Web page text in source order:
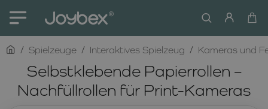
Selbstklebende Papierrollen –
Nachfüllrollen für Print-Kameras
homeSpielzeuge Interaktives Spielzeug Kameras und